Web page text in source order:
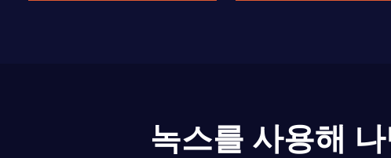
녹스를 사용해